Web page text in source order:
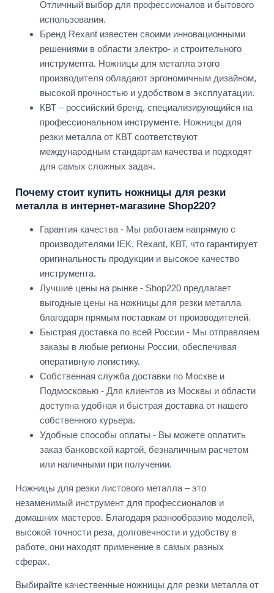
Отличный выбор для профессионалов и бытового
использования.
Бренд Rexant известен своими инновационными
решениями в области электро- и строительного
инструмента. Ножницы для металла этого
производителя обладают эргономичным дизайном,
высокой прочностью и удобством в эксплуатации.
КВТ – российский бренд, специализирующийся на
профессиональном инструменте. Ножницы для
резки металла от КВТ соответствуют
международным стандартам качества и подходят
для самых сложных задач.
Почему стоит купить ножницы для резки
металла в интернет-магазине Shop220?
Гарантия качества - Мы работаем напрямую с
производителями IEK, Rexant, КВТ, что гарантирует
оригинальность продукции и высокое качество
инструмента.
Лучшие цены на рынке - Shop220 предлагает
выгодные цены на ножницы для резки металла
благодаря прямым поставкам от производителей.
Быстрая доставка по всей России - Мы отправляем
заказы в любые регионы России, обеспечивая
оперативную логистику.
Собственная служба доставки по Москве и
Подмосковью - Для клиентов из Москвы и области
доступна удобная и быстрая доставка от нашего
собственного курьера.
Удобные способы оплаты - Вы можете оплатить
заказ банковской картой, безналичным расчетом
или наличными при получении.
Ножницы для резки листового металла – это
незаменимый инструмент для профессионалов и
домашних мастеров. Благодаря разнообразию моделей,
высокой точности реза, долговечности и удобству в
работе, они находят применение в самых разных
сферах.
Выбирайте качественные ножницы для резки металла от